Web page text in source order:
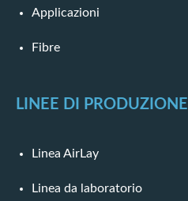
Applicazioni
Fibre
LINEE DI PRODUZIONE
Linea AirLay
Linea da laboratorio